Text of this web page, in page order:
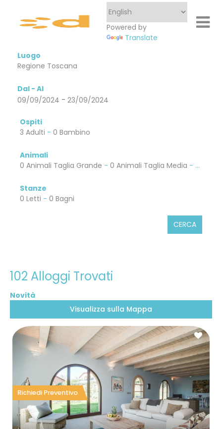
Powered by
Translate
Luogo
Dal - Al
09/09/2024 - 23/09/2024
Ospiti
3 Adulti - 0 Bambino
Animali
0 Animali Taglia Grande - 0 Animali Taglia Media - 0
Stanze
0 Letti - 0 Bagni
CERCA
102 Alloggi Trovati
Visualizza sulla Mappa
Richiedi Preventivo